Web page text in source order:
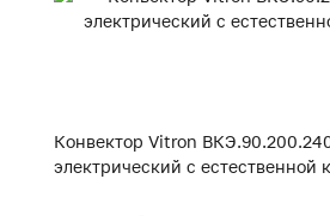
Конвектор Vitron
электрический с естественной